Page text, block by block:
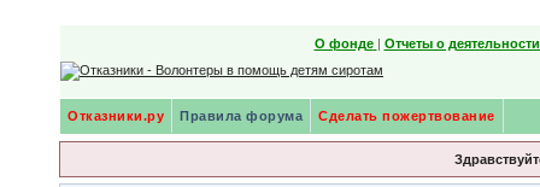
О фонде | Отчеты о
Отказники.ру Правила форума Сделать пожертвование